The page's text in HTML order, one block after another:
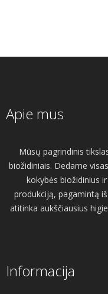
Apie mus
Mūsų pagrindinis
biožidiniais. Dedame
kokybės biožidinius
produkciją, pagamintą
atitinka aukščiausius
Informacija